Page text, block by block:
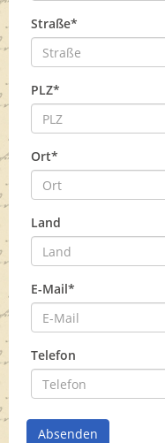
Straße*
PLZ*
Ort*
Land
E-Mail*
Telefon
Absenden